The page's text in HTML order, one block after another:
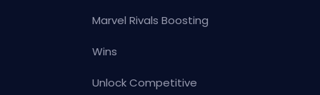
Marvel Rivals Boosting
Wins
Unlock Competitive